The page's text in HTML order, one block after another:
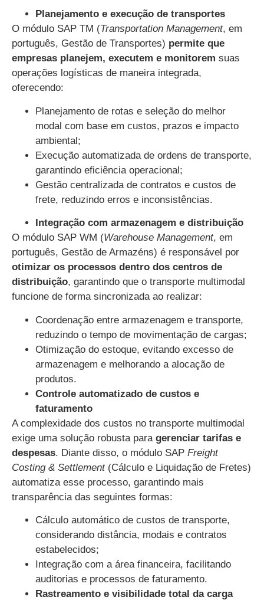
Planejamento e execução de transportes
O módulo SAP TM (Transportation Management, em
português, Gestão de Transportes) permite que
empresas planejem, executem e monitorem suas
operações logísticas de maneira integrada,
oferecendo:
Planejamento de rotas e seleção do melhor
modal com base em custos, prazos e impacto
ambiental;
Execução automatizada de ordens de transporte,
garantindo eficiência operacional;
Gestão centralizada de contratos e custos de
frete, reduzindo erros e inconsistências.
Integração com armazenagem e distribuição
O módulo SAP WM (Warehouse Management, em
português, Gestão de Armazéns) é responsável por
otimizar os processos dentro dos centros de
distribuição, garantindo que o transporte multimodal
funcione de forma sincronizada ao realizar:
Coordenação entre armazenagem e transporte,
reduzindo o tempo de movimentação de cargas;
Otimização do estoque, evitando excesso de
armazenagem e melhorando a alocação de
produtos.
Controle automatizado de custos e
faturamento
A complexidade dos custos no transporte multimodal
exige uma solução robusta para gerenciar tarifas e
despesas. Diante disso, o módulo SAP Freight
Costing & Settlement (Cálculo e Liquidação de Fretes)
automatiza esse processo, garantindo mais
transparência das seguintes formas:
Cálculo automático de custos de transporte,
considerando distância, modais e contratos
estabelecidos;
Integração com a área financeira, facilitando
auditorias e processos de faturamento.
Rastreamento e visibilidade total da carga